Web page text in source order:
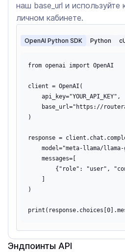
наш base_url и используйте
личном кабинете.
OpenAI Python SDK Python
from openai import OpenAI
client = OpenAI(
    api_key="YOUR_API_KEY",
base_url="https://
)
response =
model="meta-llama/
    messages=[
{"role": "user",
)
Эндпоинты API